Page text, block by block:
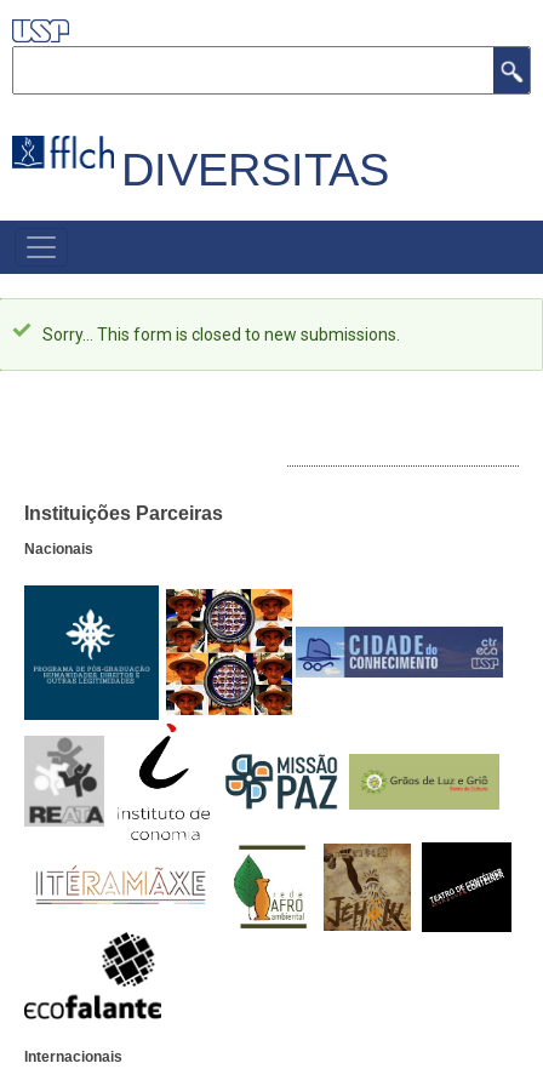
Pular
para
principal
DIVERSITAS
PRIMARY
LINKS
Mensagem
de
Sorry… This form is closed to new submissions.
Instituições Parceiras
Nacionais
Internacionais